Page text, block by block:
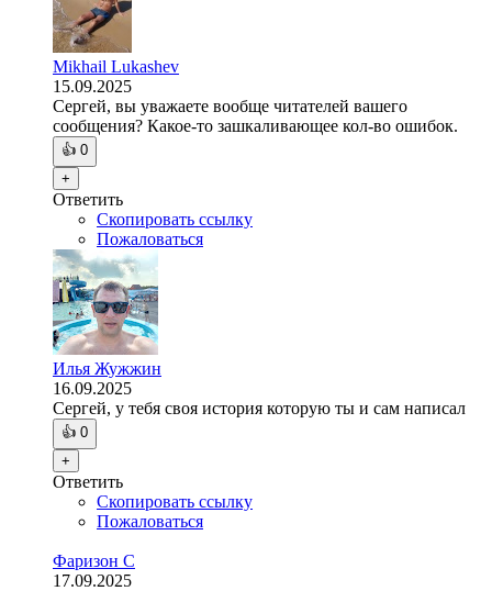
Mikhail Lukashev
15.09.2025
Сергей, вы уважаете вообще читателей вашего
сообщения? Какое-то зашкаливающее кол-во ошибок.
👍 0
+
Ответить
Скопировать ссылку
Пожаловаться
Илья Жужжин
16.09.2025
Сергей, у тебя своя история которую ты и сам написал
👍 0
+
Ответить
Скопировать ссылку
Пожаловаться
Фаризон С
17.09.2025